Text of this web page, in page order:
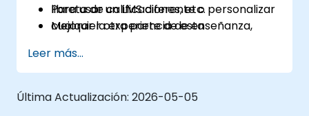
libreta de calificaciones, etc.
Mejorar la experiencia de enseñanza,
asistentes.
Para usar un LMS diferente o personalizar
cualquier otra parte de esta
para coordinar.
Leer más...
Última Actualización: 2026-05-05